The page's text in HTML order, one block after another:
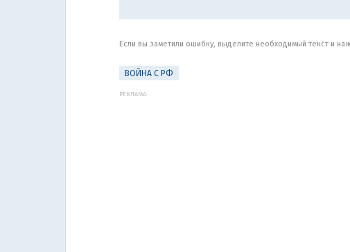
Если вы заметили ошибку, выделите необходимый текст и
ВОЙНА С РФ
РЕКЛАМА: